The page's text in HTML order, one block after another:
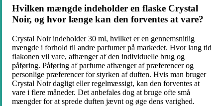
Hvilken mængde indeholder en flaske Crystal
Noir, og hvor længe kan den forventes at vare?
Crystal Noir indeholder 30 ml, hvilket er en gennemsnitlig
mængde i forhold til andre parfumer på markedet. Hvor lang tid
flakonen vil vare, afhænger af den individuelle brug og
påføring. Påføring af parfume afhænger af præferencer og
personlige præferencer for styrken af ​​duften. Hvis man bruger
Crystal Noir dagligt eller regelmæssigt, kan den forventes at
vare i flere måneder. Det anbefales dog at bruge ofte små
mængder for at sprede duften jævnt og øge dens varighed.